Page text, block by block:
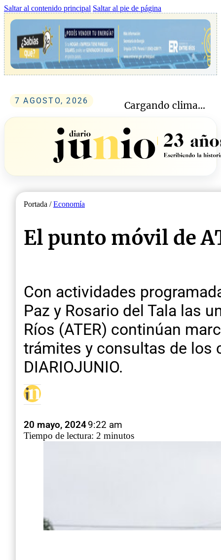
Saltar al contenido principal Saltar al pie de página
7 AGOSTO, 2026 Cargando clima...
Portada /Economía
El punto móvil de
Con actividades
Paz y Rosario del Tala las
Ríos (ATER) continúan
trámites y consultas de los
DIARIOJUNIO.
20 mayo, 20249:22 am
Tiempo de lectura: 2 minutos